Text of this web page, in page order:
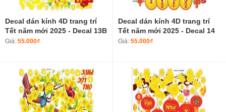
Decal dán kính 4D trang trí
Tết năm mới 2025 - Decal 13B
Giá: 55.000₫
Decal dán kính 4D trang trí
Tết năm mới 2025 - Decal 14
Giá: 55.000₫